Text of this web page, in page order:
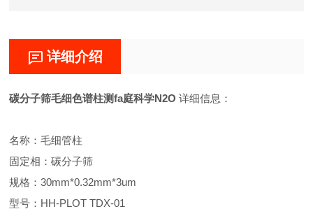
详细介绍
碳分子筛毛细色谱柱测fa庭科学N2O 详细信息：
名称：毛细管柱
固定相：碳分子筛
规格：30mm*0.32mm*3um
型号：HH-PLOT TDX-01